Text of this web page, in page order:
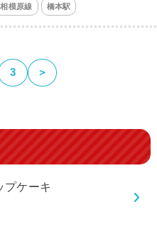
模原線 橋本駅
3 ＞
プケーキ